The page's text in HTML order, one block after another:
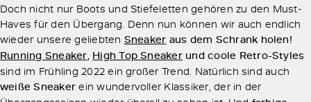
Doch nicht nur Boots und Stiefeletten gehören zu den Must-
Haves für den Übergang. Denn nun können wir auch endlich
wieder unsere geliebten Sneaker aus dem Schrank holen!
Running Sneaker, High Top Sneakerund coole Retro-Styles
sind im Frühling 2022 ein großer Trend. Natürlich sind auch
weiße Sneaker ein wundervoller Klassiker, der in der